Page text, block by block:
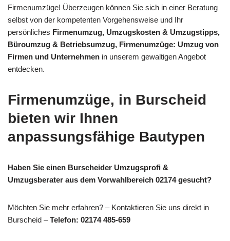
Firmenumzüge! Überzeugen können Sie sich in einer Beratung
selbst von der kompetenten Vorgehensweise und Ihr
persönliches Firmenumzug, Umzugskosten & Umzugstipps,
Büroumzug & Betriebsumzug, Firmenumzüge: Umzug von
Firmen und Unternehmen in unserem gewaltigen Angebot
entdecken.
Firmenumzüge, in Burscheid
bieten wir Ihnen
anpassungsfähige Bautypen
Haben Sie einen Burscheider Umzugsprofi &
Umzugsberater aus dem Vorwahlbereich 02174 gesucht?
Möchten Sie mehr erfahren? – Kontaktieren Sie uns direkt in
Burscheid –Telefon: 02174 485-659